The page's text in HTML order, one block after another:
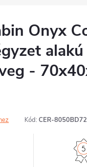
Onyx
-
Kód: CER-